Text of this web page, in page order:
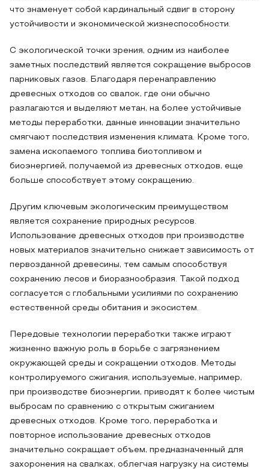
что знаменует собой кардинальный сдвиг в сторону
устойчивости и экономической жизнеспособности.
С экологической точки зрения, одним из наиболее
заметных последствий является сокращение выбросов
парниковых газов. Благодаря перенаправлению
древесных отходов со свалок, где они обычно
разлагаются и выделяют метан, на более устойчивые
методы переработки, данные инновации значительно
смягчают последствия изменения климата. Кроме того,
замена ископаемого топлива биотопливом и
биоэнергией, получаемой из древесных отходов, еще
больше способствует этому сокращению.
Другим ключевым экологическим преимуществом
является сохранение природных ресурсов.
Использование древесных отходов при производстве
новых материалов значительно снижает зависимость от
первозданной древесины, тем самым способствуя
сохранению лесов и биоразнообразия. Такой подход
согласуется с глобальными усилиями по сохранению
естественной среды обитания и экосистем.
Передовые технологии переработки также играют
жизненно важную роль в борьбе с загрязнением
окружающей среды и сокращении отходов. Методы
контролируемого сжигания, используемые, например,
при производстве биоэнергии, приводят к более чистым
выбросам по сравнению с открытым сжиганием
древесных отходов. Кроме того, переработка и
повторное использование древесных отходов
значительно сокращает объем, предназначенный для
захоронения на свалках, облегчая нагрузку на системы